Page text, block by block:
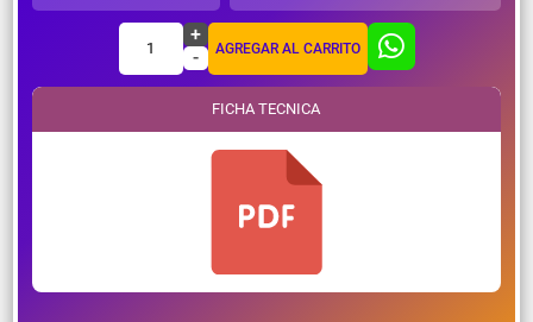
1
+
-
AGREGAR AL CARRITO
FICHA TECNICA